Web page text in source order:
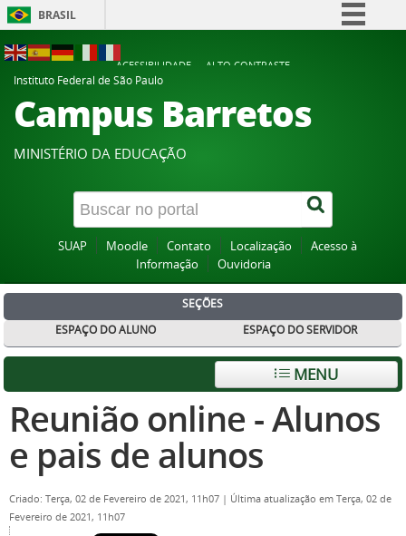
BRASIL
Participe
Acesso à informação
Canais
ACESSIBILIDADE
ALTO CONTRASTE
Instituto Federal de São Paulo
Campus Barretos
MINISTÉRIO DA EDUCAÇÃO
SUAP Moodle Contato Localização
Acesso à
Informação
Ouvidoria
SEÇÕES
ESPAÇO DO ALUNO
ESPAÇO DO SERVIDOR
MENU
Reunião online - Alunos
e pais de alunos
Criado: Terça, 02 de Fevereiro de 2021, 11h07 | Última atualização em Terça, 02 de
Fevereiro de 2021, 11h07